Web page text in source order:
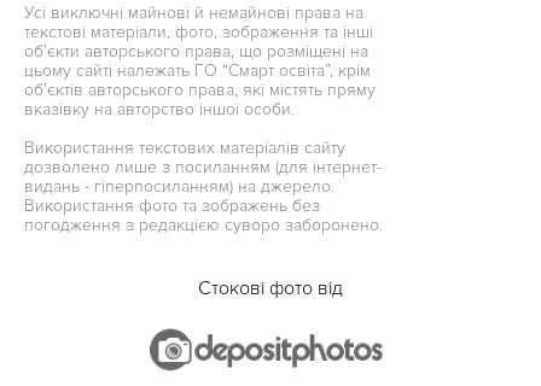
Усі виключні майнові й немайнові права на
текстові матеріали, фото, зображення та інші
об’єкти авторського права, що розміщені на
цьому сайті належать ГО “Смарт освіта”, крім
об’єктів авторського права, які містять пряму
вказівку на авторство іншої особи.
Використання текстових матеріалів сайту
дозволено лише з посиланням (для інтернет-
видань - гіперпосиланням) на джерело.
Використання фото та зображень без
погодження з редакцією суворо заборонено.
Стокові фото від